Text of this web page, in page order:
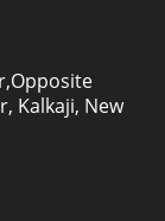
Kalkaji, New